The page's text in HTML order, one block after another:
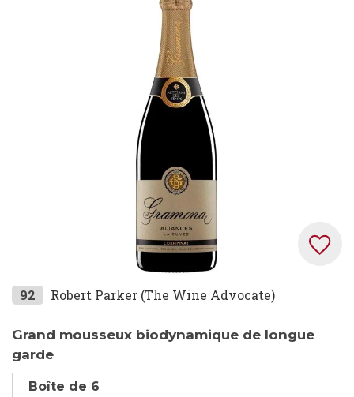
Skip
the
beginning
of
the
92 Robert Parker (The Wine Advocate)
Grand mousseux biodynamique de longue
garde
Boîte de 6